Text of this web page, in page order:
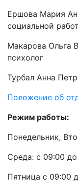
Ершова Мария
социальной
Макарова Ольга
психолог
Турбал Анна
Положение об
Режим работы:
Понедельник,
Среда: с 09:00 до
Пятница с 09:00